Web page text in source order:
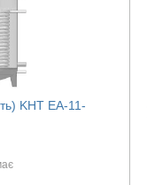
KHT ЕА-11-